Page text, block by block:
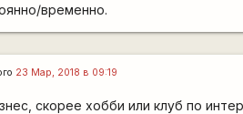
временно.
23 Мар, 2018 в 09:19
скорее хобби или клуб по